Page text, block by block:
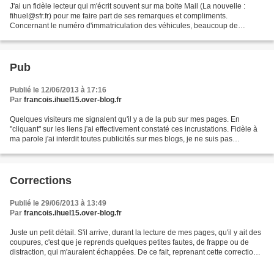
J'ai un fidèle lecteur qui m'écrit souvent sur ma boite Mail (La nouvelle :
fihuel@sfr.fr) pour me faire part de ses remarques et compliments.
Concernant le numéro d'immatriculation des véhicules, beaucoup de
Pub
Publié le 12/06/2013 à 17:16
Par francois.ihuel15.over-blog.fr
Quelques visiteurs me signalent qu'il y a de la pub sur mes pages. En
"cliquant" sur les liens j'ai effectivement constaté ces incrustations. Fidèle à
ma parole j'ai interdit toutes publicités sur mes blogs, je ne suis pas
Corrections
Publié le 29/06/2013 à 13:49
Par francois.ihuel15.over-blog.fr
Juste un petit détail. S'il arrive, durant la lecture de mes pages, qu'il y ait des
coupures, c'est que je reprends quelques petites fautes, de frappe ou de
distraction, qui m'auraient échappées. De ce fait, reprenant cette correction